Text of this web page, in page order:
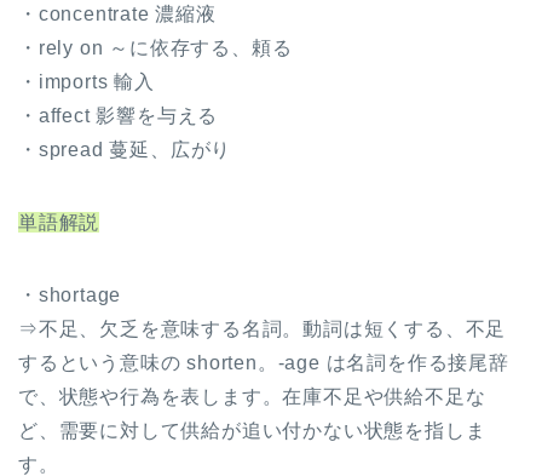
・concentrate 濃縮液
・rely on ～に依存する、頼る
・imports 輸入
・affect 影響を与える
・spread 蔓延、広がり
単語解説
・shortage
⇒不足、欠乏を意味する名詞。動詞は短くする、不足
するという意味の shorten。-age は名詞を作る接尾辞
で、状態や行為を表します。在庫不足や供給不足な
ど、需要に対して供給が追い付かない状態を指しま
す。